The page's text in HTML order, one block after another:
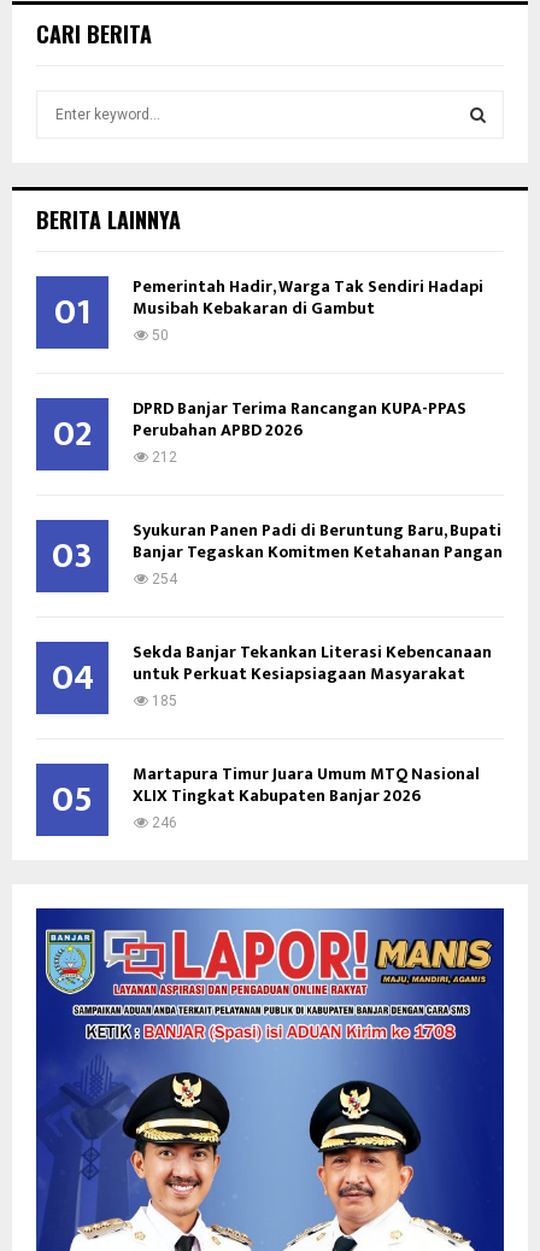
CARI BERITA
h
o
BERITA LAINNYA
01 Pemerintah Hadir, Warga Tak Sendiri Hadapi
Musibah Kebakaran di Gambut
50
02 DPRD Banjar Terima Rancangan KUPA-PPAS
Perubahan APBD 2026
212
03 Syukuran Panen Padi di Beruntung Baru, Bupati
Banjar Tegaskan Komitmen Ketahanan Pangan
254
04 Sekda Banjar Tekankan Literasi Kebencanaan
untuk Perkuat Kesiapsiagaan Masyarakat
185
05 Martapura Timur Juara Umum MTQ Nasional
XLIX Tingkat Kabupaten Banjar 2026
246